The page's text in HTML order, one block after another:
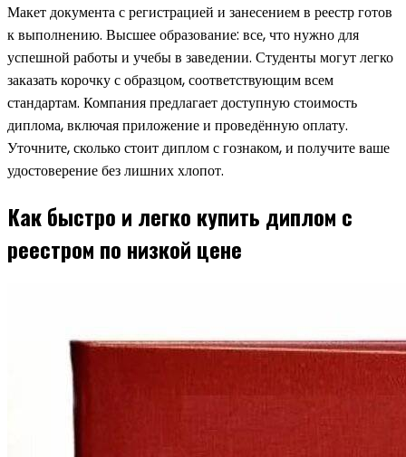
Макет документа с регистрацией и занесением в реестр готов
к выполнению. Высшее образование: все, что нужно для
успешной работы и учебы в заведении. Студенты могут легко
заказать корочку с образцом, соответствующим всем
стандартам. Компания предлагает доступную стоимость
диплома, включая приложение и проведённую оплату.
Уточните, сколько стоит диплом с гознаком, и получите ваше
удостоверение без лишних хлопот.
Как быстро и легко купить диплом с
реестром по низкой цене